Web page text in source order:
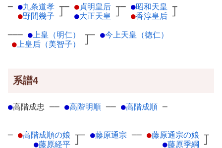
─ ●九条道孝 ┬
●野間幾子 ┘
─ ●貞明皇后 ┬
●大正天皇 ┘
─ ●昭和天皇 ┬
●香淳皇后 ┘
─── ●上皇（明仁）
┬
●上皇后（美智子） ┘
─ ●今上天皇（徳仁）
系譜4
●高階成忠 ── ●高階明順 ── ●高階成順 ─
─ ●高階成順の娘 ┬
●藤原経平 ┘
─ ●藤原通宗 ── ●藤原通宗の娘 ┬
●藤原季綱 ┘